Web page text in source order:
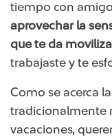
tiempo con
aprovechar la
que te da
trabajaste y te
Como se acerca
tradicionalmente
vacaciones,